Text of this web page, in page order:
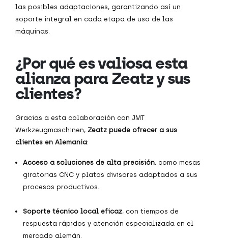
las posibles adaptaciones, garantizando así un
soporte integral en cada etapa de uso de las
máquinas.
¿Por qué es valiosa esta
alianza para Zeatz y sus
clientes?
Gracias a esta colaboración con JMT
Werkzeugmaschinen, Zeatz puede ofrecer a sus
clientes en Alemania:
Acceso a soluciones de alta precisión, como mesas
giratorias CNC y platos divisores adaptados a sus
procesos productivos.
Soporte técnico local eficaz, con tiempos de
respuesta rápidos y atención especializada en el
mercado alemán.